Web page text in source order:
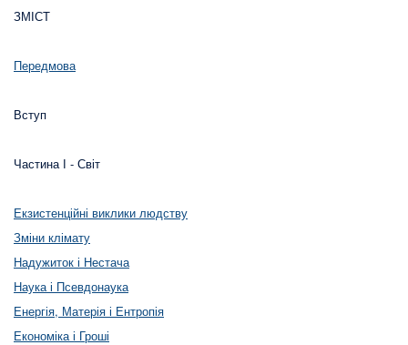
ЗМІСТ
Передмова
Вступ
Частина І - Світ
Екзистенційні виклики людству
Зміни клімату
Надужиток і Нестача
Наука і Псевдонаука
Енергія, Матерія і Ентропія
Економіка і Гроші